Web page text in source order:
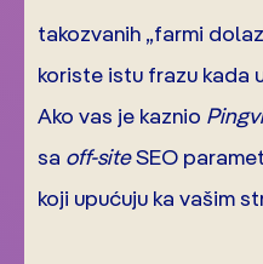
takozvanih „farmi
koriste istu frazu kada
Ako vas je kaznio
sa off-siteSEO
koji upućuju ka vašim